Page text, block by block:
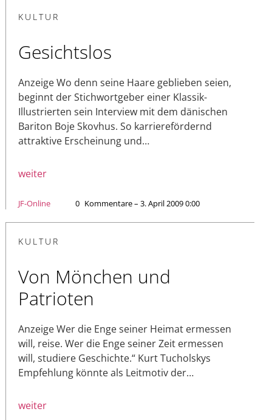
KULTUR
Gesichtslos
Anzeige Wo denn seine Haare geblieben seien,
beginnt der Stichwortgeber einer Klassik-
Illustrierten sein Interview mit dem dänischen
Bariton Boje Skovhus. So karrierefördernd
attraktive Erscheinung und…
weiter
JF-Online 0 Kommentare – 3. April 2009 0:00
KULTUR
Von Mönchen und
Patrioten
Anzeige Wer die Enge seiner Heimat ermessen
will, reise. Wer die Enge seiner Zeit ermessen
will, studiere Geschichte.“ Kurt Tucholskys
Empfehlung könnte als Leitmotiv der…
weiter